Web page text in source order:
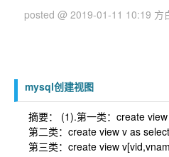
posted @ 2019-01-11 10:19 方
mysql创建视图
摘要： (1).第一类：create
第二类：create view v as
第三类：create view